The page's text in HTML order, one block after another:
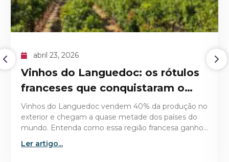
abril 09, 2026
O recorde histórico do Domaine
de la Romanée-Conti 1945
Descubra os detalhes técnicos e históricos que
tornaram o Domaine de la Romanée-Conti 1945 a
garrafa mais valiosa já leiloada no mercado de vinhos
Ler artigo...